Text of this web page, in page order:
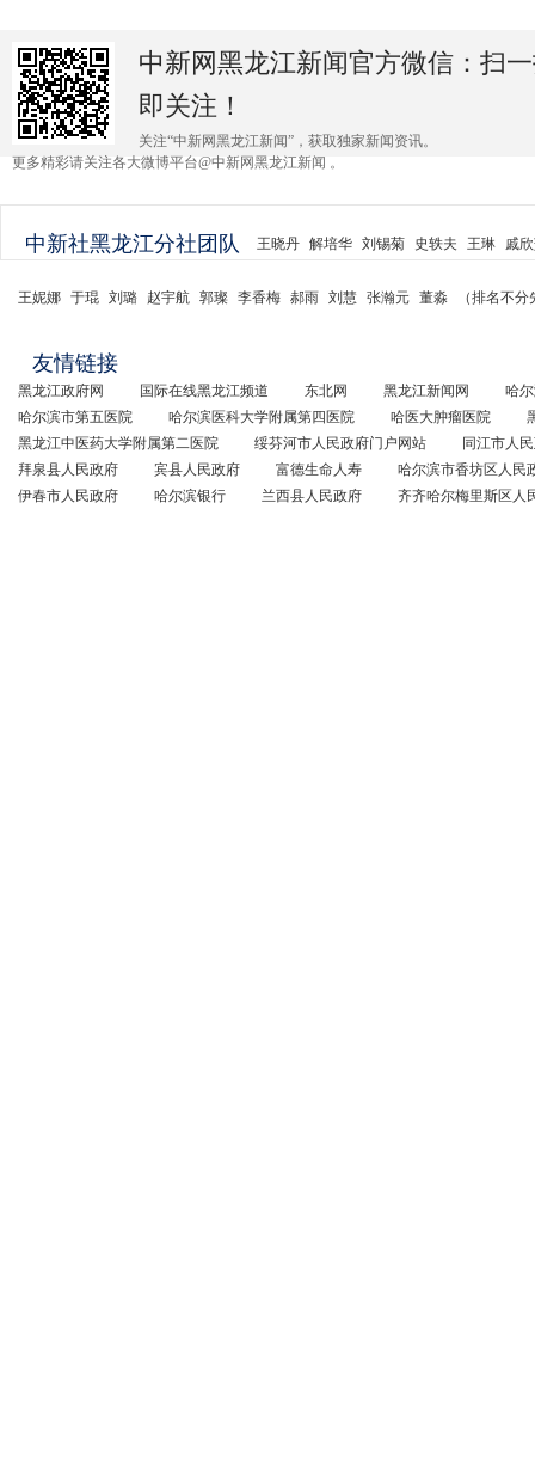
中新网黑龙江新闻官方微信：扫
即关注！
关注“中新网黑龙江新闻”，获取独家新闻资讯。
更多精彩请关注各大微博平台@中新网黑龙江新闻 。
中新社黑龙江分社团队 王晓丹 解培华 刘锡菊 史轶夫 王琳 戚
王妮娜 于琨 刘璐 赵宇航 郭璨 李香梅 郝雨 刘慧 张瀚元 董淼 （排名不
友情链接
黑龙江政府网 国际在线黑龙江频道 东北网 黑龙江新闻网
哈
哈尔滨市第五医院
哈尔滨医科大学附属第四医院 哈医大肿瘤医院
黑龙江中医药大学附属第二医院
绥芬河市人民政府门户网站
同江市人
拜泉县人民政府
宾县人民政府 富德生命人寿
哈尔滨市香坊区人民
伊春市人民政府
哈尔滨银行 兰西县人民政府 齐齐哈尔梅里斯区人